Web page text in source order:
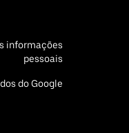
informações
pessoais
do Google